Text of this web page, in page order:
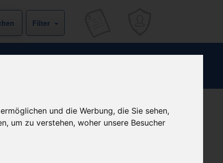
und die Werbung, die Sie sehen,
um zu verstehen, woher unsere Besucher
Filter
Preis bekannt